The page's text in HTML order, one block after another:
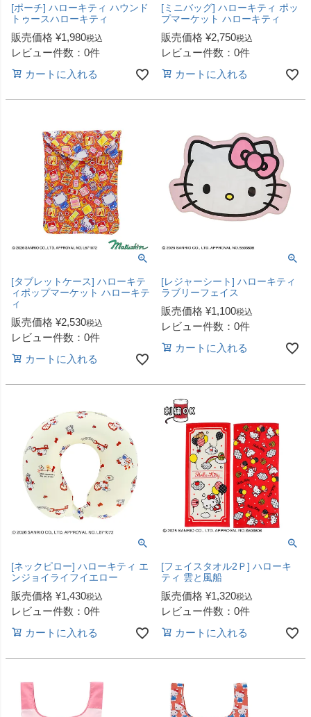
[ポーチ] ハローキティ ハウンド
トゥースハローキティ
販売価格 ¥1,980税込
レビュー件数：0件
カートに入れる
[ミニバッグ] ハローキティ ポッ
プマーケット ハローキティ
販売価格 ¥2,750税込
レビュー件数：0件
カートに入れる
[タブレットケース] ハローキテ
ィポップマーケット ハローキテ
ィ
販売価格 ¥2,530税込
レビュー件数：0件
カートに入れる
[レジャーシート] ハローキティ
ラブリーフェイス
販売価格 ¥1,100税込
レビュー件数：0件
カートに入れる
[ネックピロー] ハローキティ エ
ンジョイライフイエロー
販売価格 ¥1,430税込
レビュー件数：0件
カートに入れる
[フェイスタオル2Ｐ] ハローキ
ティ 雲と風船
販売価格 ¥1,320税込
レビュー件数：0件
カートに入れる